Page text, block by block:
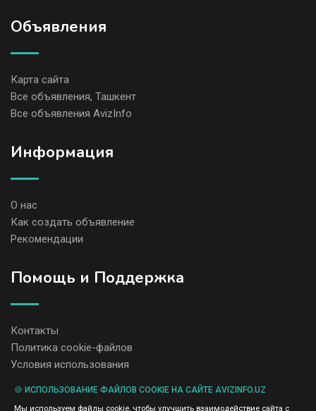
Объявления
Карта сайта
Все объявления, Ташкент
Все объявления AvizInfo
Информация
О нас
Как создать объявление
Рекомендации
Помощь и Поддержка
Контакты
Политика cookie-файлов
Условия использования
🍪 ИСПОЛЬЗОВАНИЕ ФАЙЛОВ COOKIE НА САЙТЕ AVIZINFO.UZ
Мы используем файлы cookie, чтобы улучшить взаимодействие сайта с